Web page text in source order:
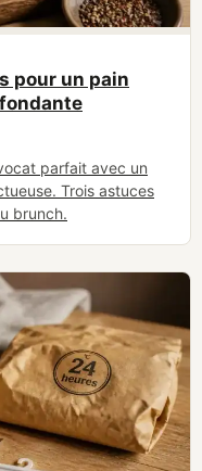
pour un pain
parfait avec un
Trois astuces
brunch.